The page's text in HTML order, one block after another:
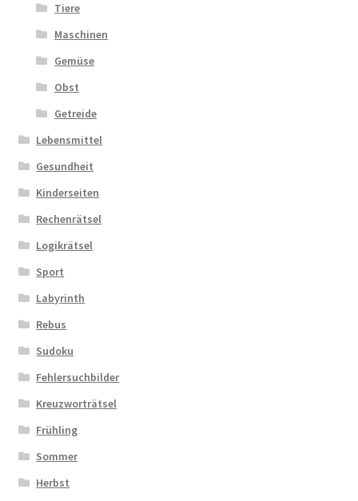
Tiere
Maschinen
Gemüse
Obst
Getreide
Lebensmittel
Gesundheit
Kinderseiten
Rechenrätsel
Logikrätsel
Sport
Labyrinth
Rebus
Sudoku
Fehlersuchbilder
Kreuzworträtsel
Frühling
Sommer
Herbst